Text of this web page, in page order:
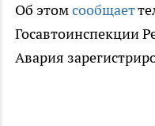
Об этомсообщает
Госавтоинспекции
Авария